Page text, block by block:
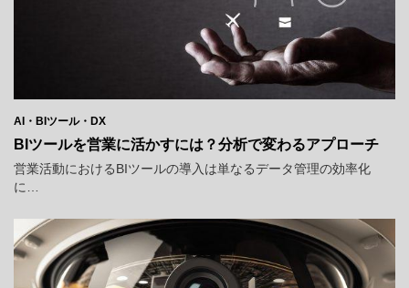
AI・BIツール・DX
BIツールを営業に活かすには？分析で変わるアプローチ
営業活動におけるBIツールの導入は単なるデータ管理の効率化
に…